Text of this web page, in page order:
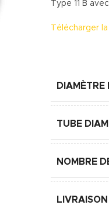
Type 11 B
Télécharger
DIAMÈTRE
TUBE
NOMBRE